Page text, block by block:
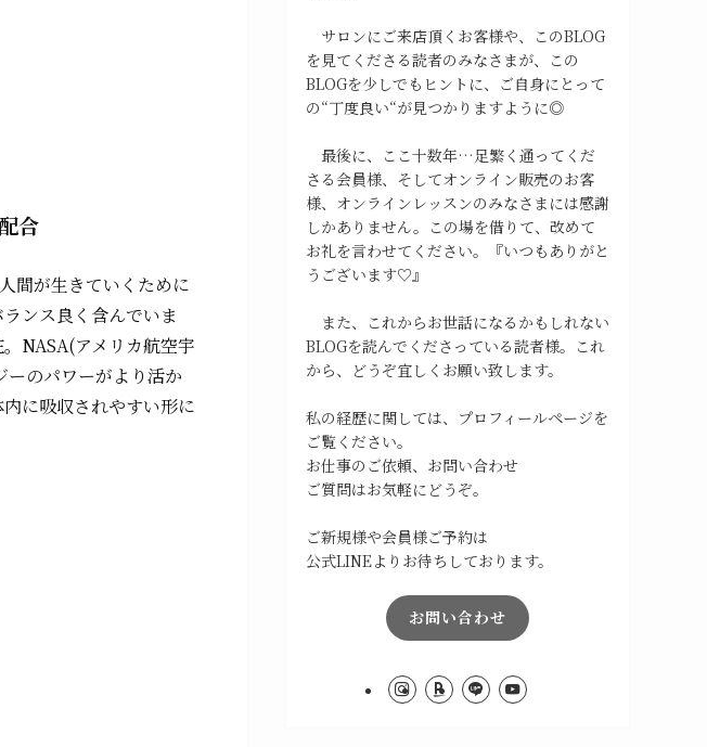
合
間が生きていくために
ンス良く含んでいま
NASA(アメリカ航空宇
のパワーがより活か
に吸収されやすい形に
サロンにご来店頂くお客様や、このBLOG
を見てくださる読者のみなさまが、この
BLOGを少しでもヒントに、ご自身にとって
の“丁度良い“が見つかりますように◎
最後に、ここ十数年…足繁く通ってくだ
さる会員様、そしてオンライン販売のお客
様、オンラインレッスンのみなさまには感謝
しかありません。この場を借りて、改めて
お礼を言わせてください。『いつもありがと
うございます♡』
また、これからお世話になるかもしれない
BLOGを読んでくださっている読者様。これ
から、どうぞ宜しくお願い致します。
私の経歴に関しては、プロフィールページを
ご覧ください。
お仕事のご依頼、お問い合わせ
ご質問はお気軽にどうぞ。
ご新規様や会員様ご予約は
公式LINEよりお待ちしております。
お問い合わせ